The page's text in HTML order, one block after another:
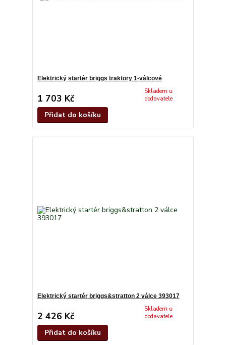
Elektrický startér briggs traktory 1-válcové
1 703 Kč
Skladem u
dodavatele
Přidat do košíku
Elektrický startér briggs&stratton 2 válce 393017
2 426 Kč
Skladem u
dodavatele
Přidat do košíku